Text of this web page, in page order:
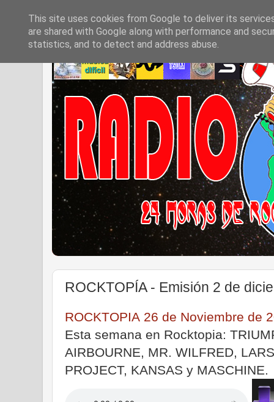
ROCKTOPÍA - Emisión 2 de
ROCKTOPIA 26 de Noviembre de
Esta semana en Rocktopia:
AIRBOURNE, MR. WILFRED,
PROJECT, KANSAS y MASCHINE.
This site uses cookies from Google to deliver its
are shared with Google along with performance and
statistics, and to detect and address abuse.